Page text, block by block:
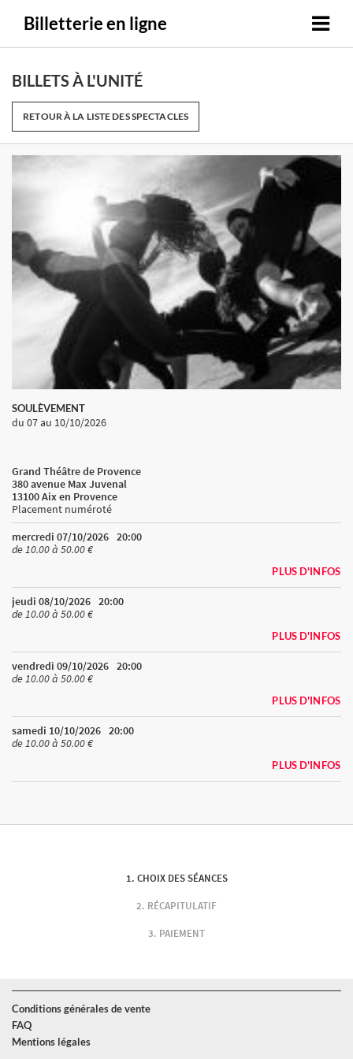
Billetterie en ligne
BILLETS À L'UNITÉ
RETOUR À LA LISTE DES SPECTACLES
SOULÈVEMENT
du 07au 10/10/2026
Grand Théâtre de Provence
380 avenue Max Juvenal
13100 Aix en Provence
Placement numéroté
mercredi 07/10/2026 20:00
de 10.00 à 50.00 €
PLUS D'INFOS
jeudi 08/10/2026 20:00
de 10.00 à 50.00 €
PLUS D'INFOS
vendredi 09/10/2026 20:00
de 10.00 à 50.00 €
PLUS D'INFOS
samedi 10/10/2026 20:00
de 10.00 à 50.00 €
PLUS D'INFOS
CHOIX DES SÉANCES
RÉCAPITULATIF
PAIEMENT
Conditions générales de vente
FAQ
Mentions légales